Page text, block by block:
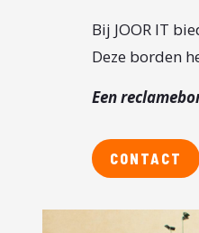
Bij JOOR IT
Deze borden
Een
CONTACT